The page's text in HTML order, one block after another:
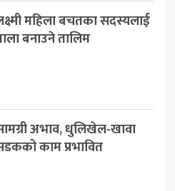
महिला बचतका सदस्यलाई
बनाउने तालिम
अभाव, धुलिखेल-खावा
काम प्रभावित